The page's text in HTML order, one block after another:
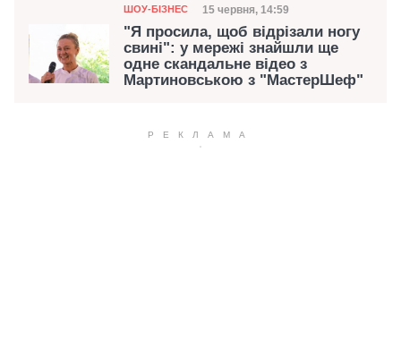
Категорія
ШОУ-БІЗНЕС Дата публікації
15 червня, 14:59
"Я просила, щоб відрізали ногу
свині": у мережі знайшли ще
одне скандальне відео з
Мартиновською з "МастерШеф"